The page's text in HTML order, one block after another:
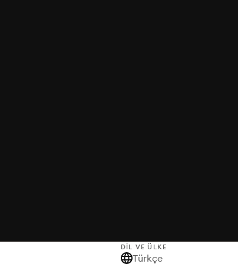
DIL VE ÜLKE
Türkçe